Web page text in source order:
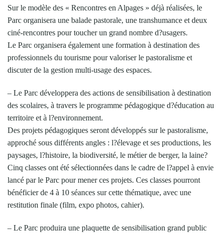
Sur le modèle des « Rencontres en Alpages » déjà réalisées, le
Parc organisera une balade pastorale, une transhumance et deux
ciné-rencontres pour toucher un grand nombre d?usagers.
Le Parc organisera également une formation à destination des
professionnels du tourisme pour valoriser le pastoralisme et
discuter de la gestion multi-usage des espaces.
– Le Parc développera des actions de sensibilisation à destination
des scolaires, à travers le programme pédagogique d?éducation au
territoire et à l?environnement.
Des projets pédagogiques seront développés sur le pastoralisme,
approché sous différents angles : l?élevage et ses productions, les
paysages, l?histoire, la biodiversité, le métier de berger, la laine?
Cinq classes ont été sélectionnées dans le cadre de l?appel à envie
lancé par le Parc pour mener ces projets. Ces classes pourront
bénéficier de 4 à 10 séances sur cette thématique, avec une
restitution finale (film, expo photos, cahier).
– Le Parc produira une plaquette de sensibilisation grand public